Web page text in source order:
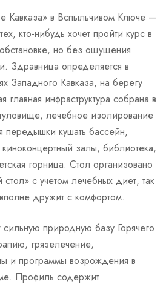
Кавказа» в Вспыльчивом Ключе —
кто-нибудь хочет пройти курс в
но без ощущения
Здравница определяется в
Западного Кавказа, на берегу
главная инфраструктура собрана в
лечебное изолирование
кушать бассейн,
залы, библиотека,
горница. Стол организовано
с учетом лечебных диет, так
дружит с комфортом.
сильную природную базу Горячего
грязелечение,
и программы возрождения в
Профиль содержит